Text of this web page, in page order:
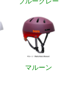
マルーン